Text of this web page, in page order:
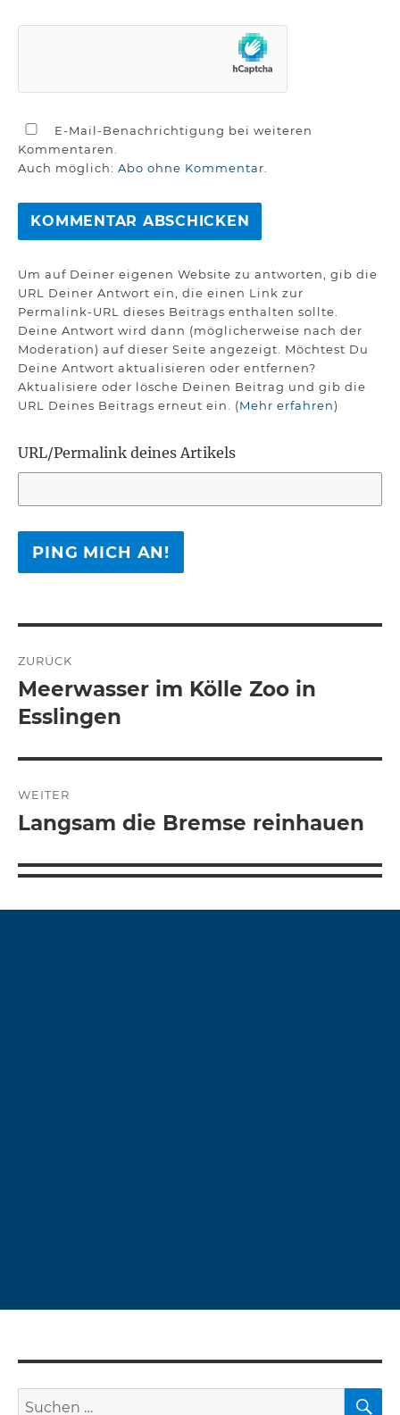
E-Mail-Benachrichtigung bei weiteren
Kommentaren.
Auch möglich:Abo ohne Kommentar
Um auf Deiner eigenen Website zu antworten, gib die
URL Deiner Antwort ein, die einen Link zur
Permalink-URL dieses Beitrags enthalten sollte.
Deine Antwort wird dann (möglicherweise nach der
Moderation) auf dieser Seite angezeigt. Möchtest Du
Deine Antwort aktualisieren oder entfernen?
Aktualisiere oder lösche Deinen Beitrag und gib die
URL Deines Beitrags erneut ein. (Mehr erfahren)
URL/Permalink deines Artikels
ZURÜCK
Vorheriger
Beitrag:
Meerwasser im Kölle Zoo in
Esslingen
WEITER
Nächster
Langsam die Bremse reinhauen
Suchen